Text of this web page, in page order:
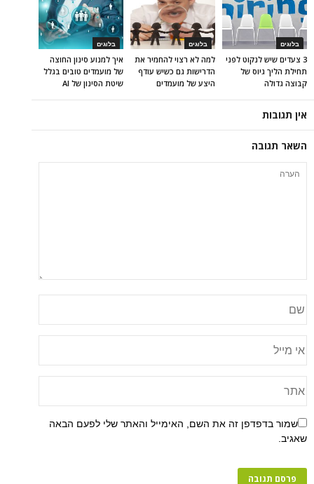
בלוגים
איך למנוע סינון החוצה
של מועמדים טובים בגלל
שיטת הסינון של AI
בלוגים
למה לא רצוי להחמיר את
הדרישות גם כשיש עודף
היצע של מועמדים
בלוגים
3 צעדים שיש לנקוט לפני
תחילת הליך גיוס של
קבוצה גדולה
אין תגובות
השאר תגובה
שמור בדפדפן זה את השם, האימייל והאתר שלי לפעם הבאה
שאגיב.